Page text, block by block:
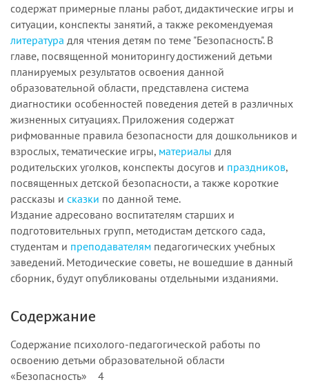
содержат примерные планы работ, дидактические игры и
ситуации, конспекты занятий, а также рекомендуемая
литература для чтения детям по теме "Безопасность". В
главе, посвященной мониторингу достижений детьми
планируемых результатов освоения данной
образовательной области, представлена система
диагностики особенностей поведения детей в различных
жизненных ситуациях. Приложения содержат
рифмованные правила безопасности для дошкольников и
взрослых, тематические игры, материалы для
родительских уголков, конспекты досугов и праздников,
посвященных детской безопасности, а также короткие
рассказы и сказки по данной теме.
Издание адресовано воспитателям старших и
подготовительных групп, методистам детского сада,
студентам и преподавателям педагогических учебных
заведений. Методические советы, не вошедшие в данный
сборник, будут опубликованы отдельными изданиями.
Содержание
Содержание психолого-педагогической работы по
освоению детьми образовательной области
«Безопасность» 4